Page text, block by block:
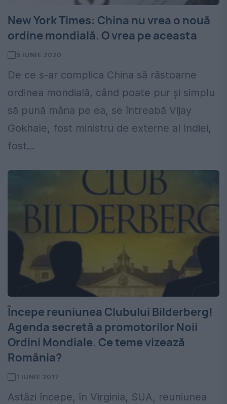
New York Times: China nu vrea o nouă
ordine mondială. O vrea pe aceasta
5 IUNIE 2020
De ce s-ar complica China să răstoarne
ordinea mondială, când poate pur și simplu
să pună mâna pe ea, se întreabă Vijay
Gokhale, fost ministru de externe al Indiei,
fost...
Începe reuniunea Clubului Bilderberg!
Agenda secretă a promotorilor Noii
Ordini Mondiale. Ce teme vizează
România?
1 IUNIE 2017
Astăzi începe, în Virginia, SUA, reuniunea